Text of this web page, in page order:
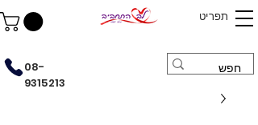
תפריט
08-
9315213